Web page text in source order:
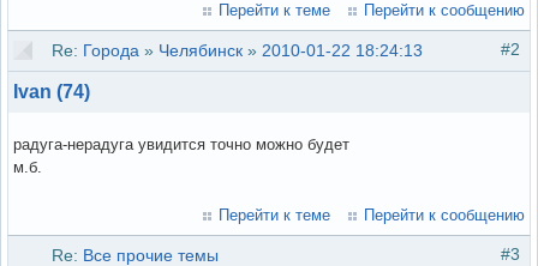
Перейти к теме Перейти к сообщению
#2
Re: Города » Челябинск » 2010-01-22 18:24:13
Ivan (74)
радуга-нерадуга увидится точно можно будет
м.б.
Перейти к теме Перейти к сообщению
#3
Re: Все прочие темы